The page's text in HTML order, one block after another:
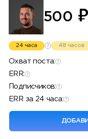
500
24 часа 48 часов
Охват поста:
ERR:
Подписчиков:
ERR за 24 часа: